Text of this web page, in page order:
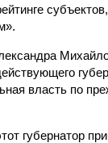
власть по
губернатор